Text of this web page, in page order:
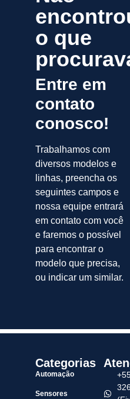
o que
Entre em
contato
conosco!
Trabalhamos com
diversos modelos e
linhas, preencha os
seguintes campos e
nossa equipe entrará
em contato com você
e faremos o possível
para encontrar o
modelo que precisa,
ou indicar um similar.
Categorias
Automação
Sensores